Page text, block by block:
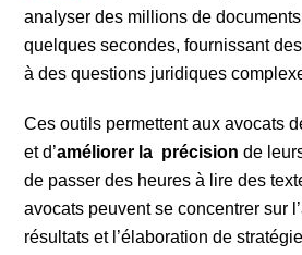
analyser des millions de
quelques secondes, fournissant des
à des questions juridiques
Ces outils permettent aux avocats
et d’améliorer la précisionde
de passer des heures à lire des
avocats peuvent se concentrer sur
résultats et l’élaboration de